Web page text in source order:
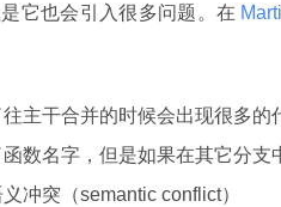
它也会引入很多问题。在
主干合并的时候会出现很多的
数名字，但是如果在其它分
冲突（semantic conflict）